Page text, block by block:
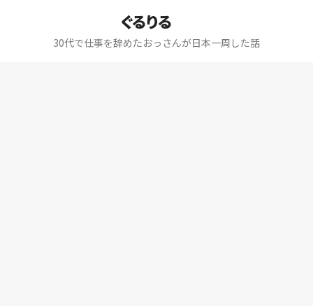
ぐるりる
30代で仕事を辞めたおっさんが日本一周した話